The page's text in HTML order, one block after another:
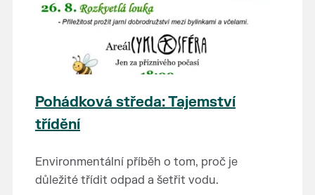
Pohádková středa: Tajemství
třídění
Environmentální příběh o tom, proč je
důležité třídit odpad a šetřit vodu.